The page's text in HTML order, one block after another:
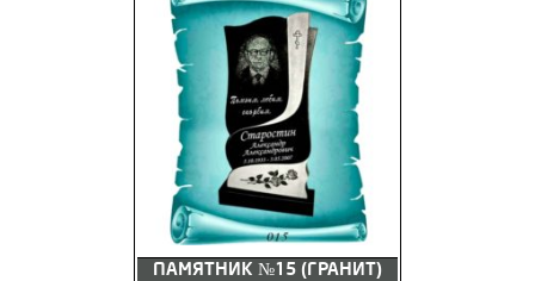
ПАМЯТНИК №15 (ГРАНИТ)